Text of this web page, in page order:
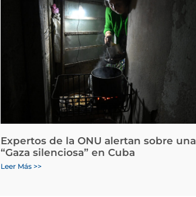
Expertos de la ONU alertan sobre una
“Gaza silenciosa” en Cuba
Leer Más >>